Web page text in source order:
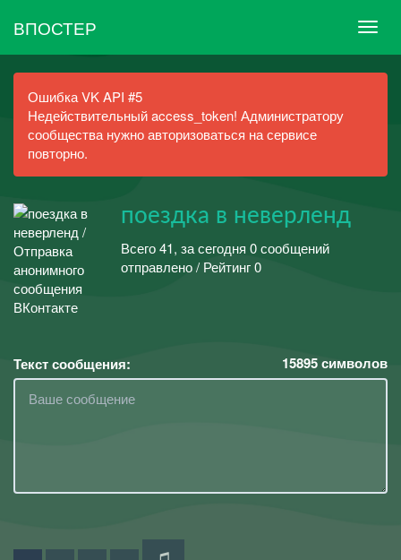
ВПОСТЕР
Ошибка VK API #5
Недействительный access_token! Администратору
сообщества нужно авторизоваться на сервисе
повторно.
поездка в неверленд
Всего 41, за сегодня 0 сообщений
отправлено / Рейтинг 0
Текст сообщения: 15895символов